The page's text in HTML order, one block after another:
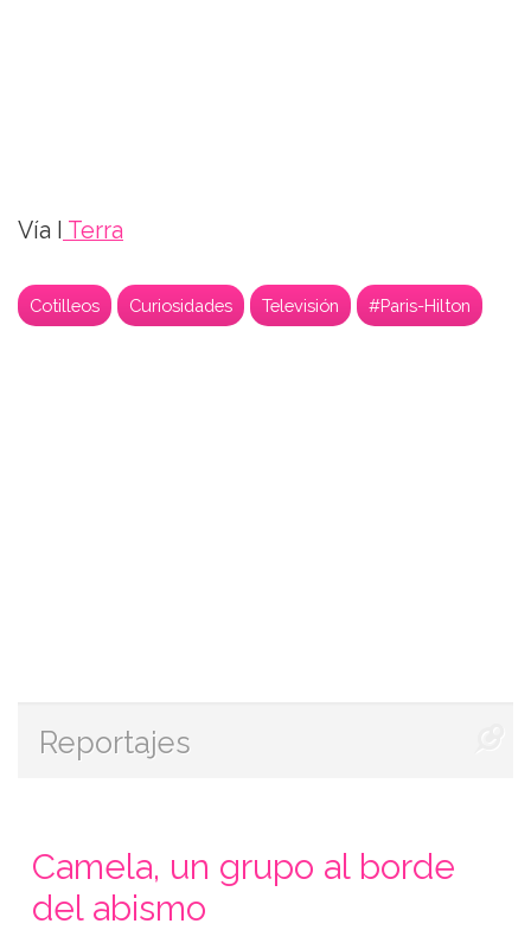
Vía I Terra
Cotilleos Curiosidades Televisión #Paris-Hilton
Reportajes
Camela, un grupo al borde
del abismo